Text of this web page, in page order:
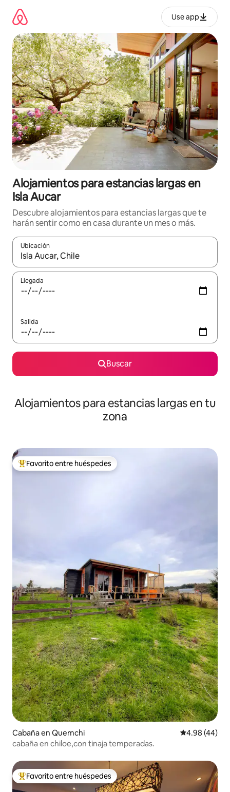
contenido
Use app
Alojamientos para estancias largas en
Isla Aucar
Descubre alojamientos para estancias largas que te
harán sentir como en casa durante un mes o más.
Ubicación
Cuando los resultados estén disponibles, podrás navegar
Llegada
Salida
Buscar
Alojamientos para estancias largas en tu
zona
De los mejores en Favorito entre huéspedes
Favorito entre huéspedes
Cabaña en Quemchi Calificación
4.98 (44)
cabaña en chiloe,con tinaja temperadas.
De los mejores en Favorito entre huéspedes
Favorito entre huéspedes